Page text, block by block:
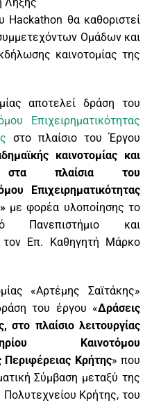
Λήξης
Hackathon θα καθοριστεί
Ομάδων και
καινοτομίας της
αποτελεί δράση του
Επιχειρηματικότητας
στο πλαίσιο του Έργου
καινοτομίας και
στα πλαίσια του
Επιχειρηματικότητας
με φορέα υλοποίησης το
Πανεπιστήμιο και
τον Επ. Καθηγητή Μάρκο
«Αρτέμης Σαϊτάκης»
του έργου «Δράσεις
στο πλαίσιο λειτουργίας
Καινοτόμου
Περιφέρειας Κρήτης» που
Σύμβαση μεταξύ της
Κρήτης, του